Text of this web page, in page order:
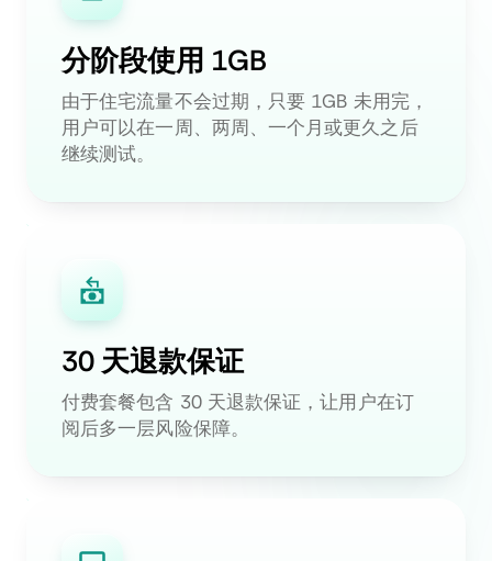
分阶段使用 1GB
由于住宅流量不会过期，只要 1GB 未用完，
用户可以在一周、两周、一个月或更久之后
继续测试。
30 天退款保证
付费套餐包含 30 天退款保证，让用户在订
阅后多一层风险保障。